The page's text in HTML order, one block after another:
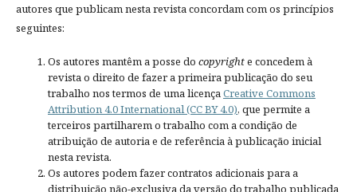
autores que publicam nesta revista concordam com os princípios
seguintes:
Os autores mantêm a posse do copyrighte concedem à
revista o direito de fazer a primeira publicação do seu
trabalho nos termos de uma licençaCreative Commons
Attribution 4.0 International (CC BY 4.0), que permite a
terceiros partilharem o trabalho com a condição de
atribuição de autoria e de referência à publicação inicial
nesta revista.
Os autores podem fazer contratos adicionais para a
distribuição não-exclusiva da versão do trabalho publicada